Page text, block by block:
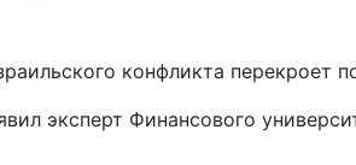
конфликта перекроет
эксперт Финансового